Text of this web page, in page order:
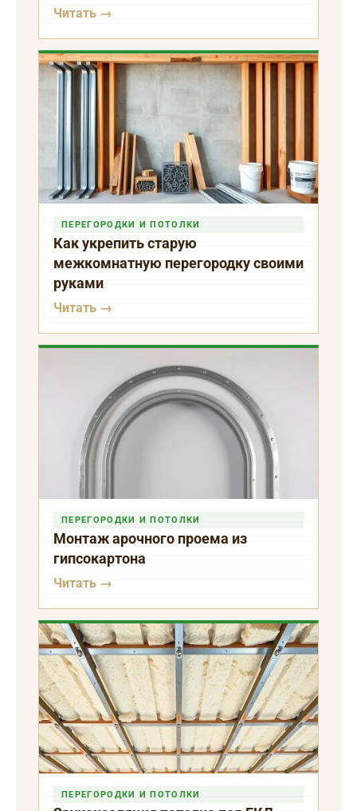
Читать →
ПЕРЕГОРОДКИ И ПОТОЛКИ
Как укрепить старую
межкомнатную перегородку своими
руками
Читать →
ПЕРЕГОРОДКИ И ПОТОЛКИ
Монтаж арочного проема из
гипсокартона
Читать →
ПЕРЕГОРОДКИ И ПОТОЛКИ